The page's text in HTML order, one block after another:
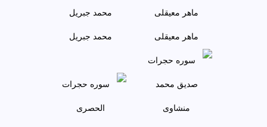
ماهر معيقلی محمد جبريل